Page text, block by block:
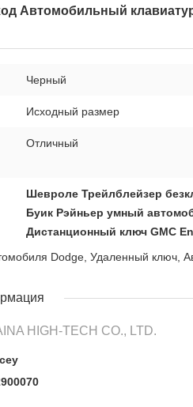
Автомобильный
Черный
Исходный размер
Отличный
Шевроле Трейлблейзер
Буик Рэйньер умный
Дистанционный ключ GMC
Dodge Удаленный ключ
HIGH-TECH CO., LTD.